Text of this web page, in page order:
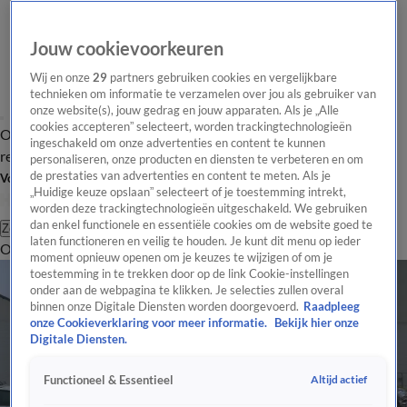
Overzicht Laatste nieuws Regionieuws Het beste van Hart
Tip de
redactie
Volg Hart van Nederland
Zoeken
OverzichtRegioUitzendingenWeerTip de redactiePanelVideo's
Jouw cookievoorkeuren
Wij en onze29 partners gebruiken cookies en vergelijkbare
technieken om informatie te verzamelen over jou als gebruiker van
onze website(s), jouw gedrag en jouw apparaten. Als je „Alle
cookies accepteren” selecteert, worden trackingtechnologieën
ingeschakeld om onze advertenties en content te kunnen
personaliseren, onze producten en diensten te verbeteren en om
de prestaties van advertenties en content te meten. Als je
„Huidige keuze opslaan” selecteert of je toestemming intrekt,
worden deze trackingtechnologieën uitgeschakeld. We gebruiken
dan enkel functionele en essentiële cookies om de website goed te
laten functioneren en veilig te houden. Je kunt dit menu op ieder
moment opnieuw openen om je keuzes te wijzigen of om je
toestemming in te trekken door op de link Cookie-instellingen
onder aan de webpagina te klikken. Je selecties zullen overal
binnen onze Digitale Diensten worden doorgevoerd. Raadpleeg
onze Cookieverklaring voor meer informatie.
Bekijk hier onze
Digitale Diensten.
Functioneel & Essentieel Altijd actief